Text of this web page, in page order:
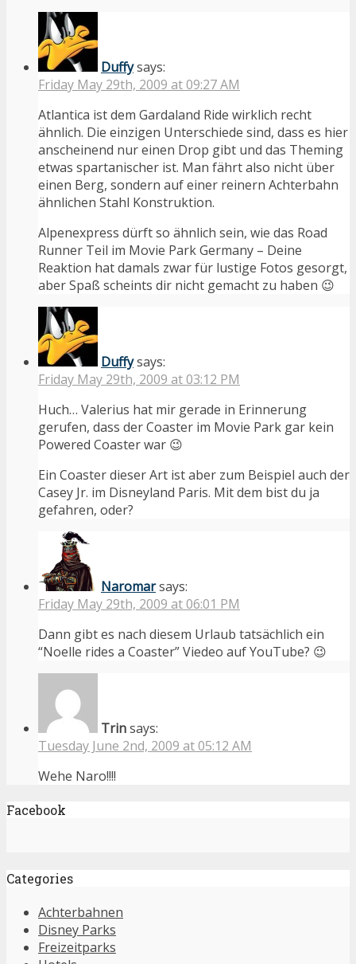
Duffysays:
Friday May 29th, 2009 at 09:27 AM
Atlantica ist dem Gardaland Ride wirklich recht
ähnlich. Die einzigen Unterschiede sind, dass es hier
anscheinend nur einen Drop gibt und das Theming
etwas spartanischer ist. Man fährt also nicht über
einen Berg, sondern auf einer reinern Achterbahn
ähnlichen Stahl Konstruktion.
Alpenexpress dürft so ähnlich sein, wie das Road
Runner Teil im Movie Park Germany – Deine
Reaktion hat damals zwar für lustige Fotos gesorgt,
aber Spaß scheints dir nicht gemacht zu haben 😉
Duffysays:
Friday May 29th, 2009 at 03:12 PM
Huch… Valerius hat mir gerade in Erinnerung
gerufen, dass der Coaster im Movie Park gar kein
Powered Coaster war 😉
Ein Coaster dieser Art ist aber zum Beispiel auch der
Casey Jr. im Disneyland Paris. Mit dem bist du ja
gefahren, oder?
Naromarsays:
Friday May 29th, 2009 at 06:01 PM
Dann gibt es nach diesem Urlaub tatsächlich ein
“Noelle rides a Coaster” Viedeo auf YouTube? 😉
Trinsays:
Tuesday June 2nd, 2009 at 05:12 AM
Wehe Naro!!!!
Facebook
Categories
Achterbahnen
Disney Parks
Freizeitparks